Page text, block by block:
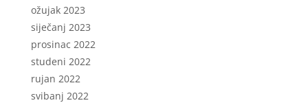
ožujak 2023
siječanj 2023
prosinac 2022
studeni 2022
rujan 2022
svibanj 2022